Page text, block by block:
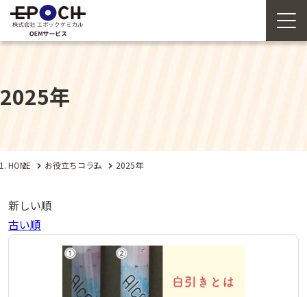
2025年
HOME お役立ちコラム 2025年
新しい順
古い順